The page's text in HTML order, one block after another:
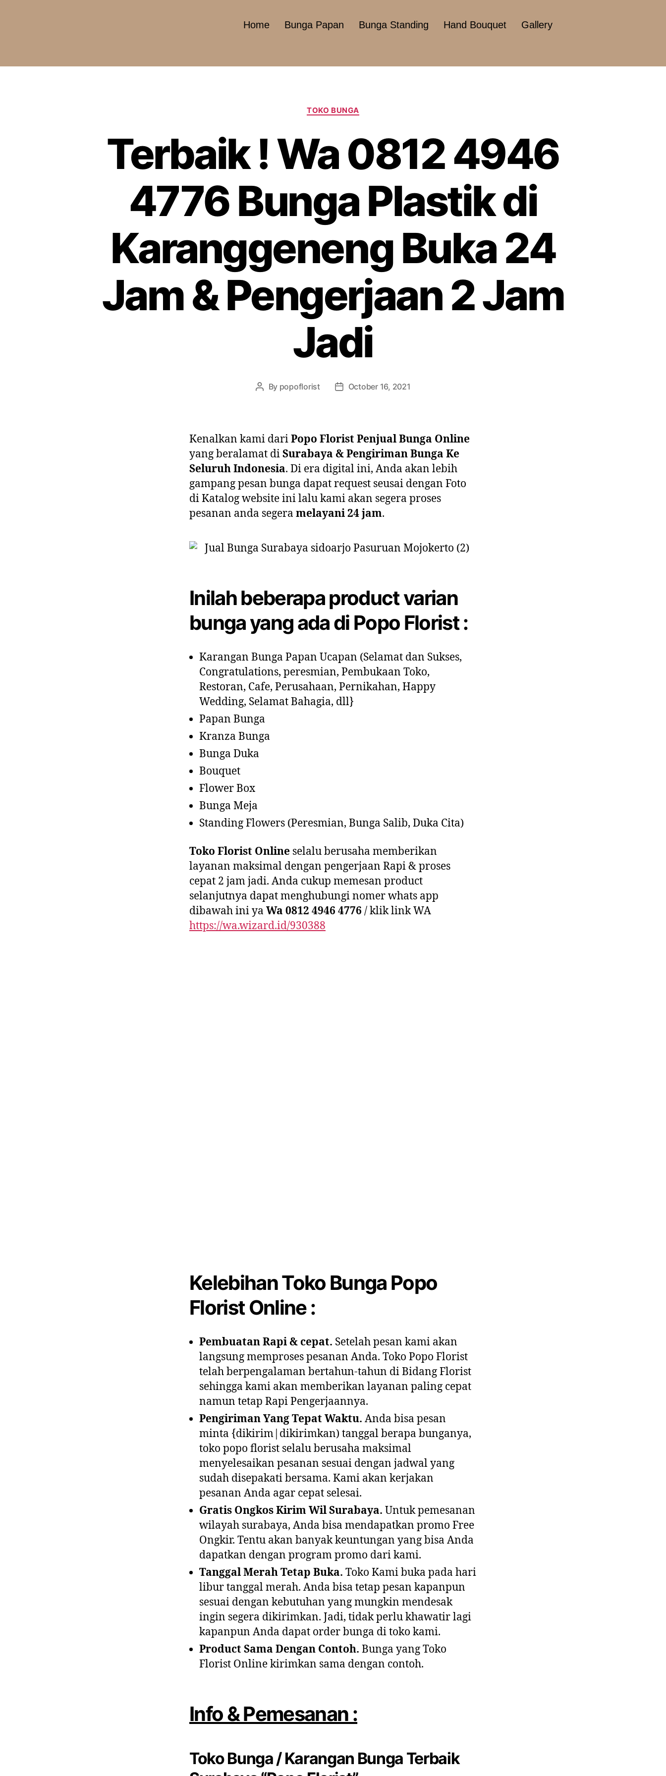
Home Bunga Papan Bunga Standing Hand Bouquet Gallery
TOKO BUNGA
Terbaik ! Wa 0812 4946
4776 Bunga Plastik di
Karanggeneng Buka 24
Jam & Pengerjaan 2 Jam
Jadi
By popoflorist October 16, 2021
Kenalkan kami dariPopo Florist Penjual Bunga Online
yang beralamat diSurabaya & Pengiriman Bunga Ke
Seluruh Indonesia. Di era digital ini, Anda akan lebih
gampang pesan bunga dapat request seusai dengan Foto
di Katalog website ini lalu kami akan segera proses
pesanan anda segera melayani 24 jam.
Inilah beberapa product varian
bunga yang ada di Popo Florist :
Karangan Bunga Papan Ucapan (Selamat dan Sukses,
Congratulations, peresmian, Pembukaan Toko,
Restoran, Cafe, Perusahaan, Pernikahan, Happy
Wedding, Selamat Bahagia, dll}
Papan Bunga
Kranza Bunga
Bunga Duka
Bouquet
Flower Box
Bunga Meja
Standing Flowers (Peresmian, Bunga Salib, Duka Cita)
Toko Florist Online selalu berusaha memberikan
layanan maksimal dengan pengerjaan Rapi & proses
cepat 2 jam jadi. Anda cukup memesan product
selanjutnya dapat menghubungi nomer whats app
dibawah ini ya Wa 0812 4946 4776 / klik link WA
https://wa.wizard.id/930388
Kelebihan Toko Bunga Popo
Florist Online :
Pembuatan Rapi & cepat. Setelah pesan kami akan
langsung memproses pesanan Anda. Toko Popo Florist
telah berpengalaman bertahun-tahun di Bidang Florist
sehingga kami akan memberikan layanan paling cepat
namun tetap Rapi Pengerjaannya.
Pengiriman Yang Tepat Waktu. Anda bisa pesan
minta {dikirim|dikirimkan) tanggal berapa bunganya,
toko popo florist selalu berusaha maksimal
menyelesaikan pesanan sesuai dengan jadwal yang
sudah disepakati bersama. Kami akan kerjakan
pesanan Anda agar cepat selesai.
Gratis Ongkos Kirim Wil Surabaya. Untuk pemesanan
wilayah surabaya, Anda bisa mendapatkan promo Free
Ongkir. Tentu akan banyak keuntungan yang bisa Anda
dapatkan dengan program promo dari kami.
Tanggal Merah Tetap Buka. Toko Kami buka pada hari
libur tanggal merah. Anda bisa tetap pesan kapanpun
sesuai dengan kebutuhan yang mungkin mendesak
ingin segera dikirimkan. Jadi, tidak perlu khawatir lagi
kapanpun Anda dapat order bunga di toko kami.
Product Sama Dengan Contoh. Bunga yang Toko
Florist Online kirimkan sama dengan contoh.
Info & Pemesanan :
Toko Bunga / Karangan Bunga Terbaik